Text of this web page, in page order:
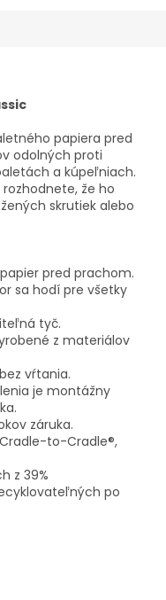
papiera pred
odolných proti
a kúpeľniach.
že ho
skrutiek alebo
pred prachom.
sa hodí pre všetky
tyč.
z materiálov
vŕtania.
je montážny
záruka.
to-Cradle®,
z 39%
po